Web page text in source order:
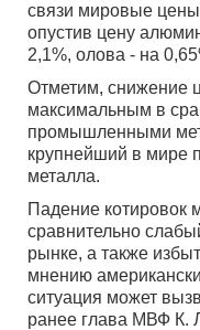
связи мировые
опустив цену
2,1%, олова - на
Отметим, снижение
максимальным в
промышленными
крупнейший в мире
металла.
Падение котировок
сравнительно
рынке, а также
мнению
ситуация может
ранее глава МВФ К.